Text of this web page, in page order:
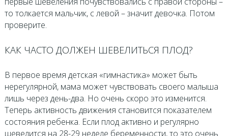
то толкается мальчик, с левой – значит девочка. Потом
проверите.
КАК ЧАСТО ДОЛЖЕН ШЕВЕЛИТЬСЯ ПЛОД?
В первое время детская «гимнастика» может быть
нерегулярной, мама может чувствовать своего малыша
лишь через день-два. Но очень скоро это изменится.
Теперь активность движения становится показателем
состояния ребенка. Если плод активно и регулярно
шевелится на 28-29 неделе беременности, то это очень